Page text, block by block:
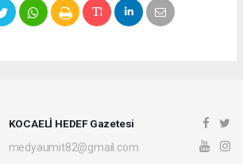
KOCAELİ HEDEF Gazetesi
medyaumit82@gmail.com